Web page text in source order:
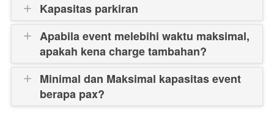
Kapasitas parkiran
Apabila event melebihi waktu maksimal,
apakah kena charge tambahan?
Minimal dan Maksimal kapasitas event
berapa pax?